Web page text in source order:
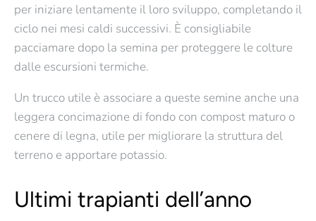
per iniziare lentamente il loro sviluppo, completando il
ciclo nei mesi caldi successivi. È consigliabile
pacciamare dopo la semina per proteggere le colture
dalle escursioni termiche.
Un trucco utile è associare a queste semine anche una
leggera concimazione di fondo con compost maturo o
cenere di legna, utile per migliorare la struttura del
terreno e apportare potassio.
Ultimi trapianti dell’anno